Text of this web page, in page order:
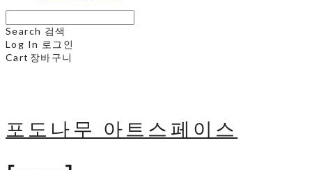
Search 검색
Log In 로그인
Cart 장바구니
포도나무 아트스페이스